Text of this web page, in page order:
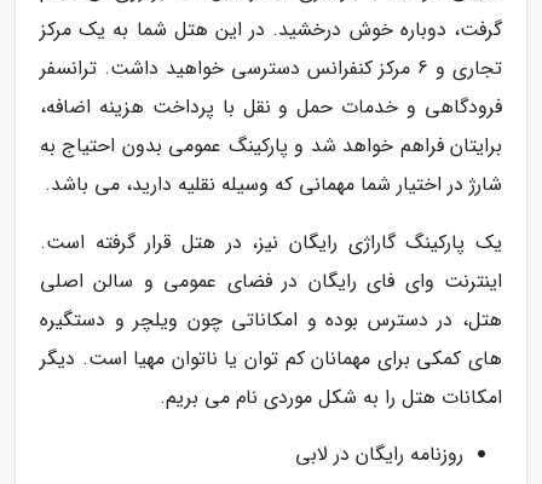
گرفت، دوباره خوش درخشید. در این هتل شما به یک مرکز
تجاری و 6 مرکز کنفرانس دسترسی خواهید داشت. ترانسفر
فرودگاهی و خدمات حمل و نقل با پرداخت هزینه اضافه،
برایتان فراهم خواهد شد و پارکینگ عمومی بدون احتیاج به
شارژ در اختیار شما مهمانی که وسیله نقلیه دارید، می باشد.
یک پارکینگ گاراژی رایگان نیز، در هتل قرار گرفته است.
اینترنت وای فای رایگان در فضای عمومی و سالن اصلی
هتل، در دسترس بوده و امکاناتی چون ویلچر و دستگیره
های کمکی برای مهمانان کم توان یا ناتوان مهیا است. دیگر
امکانات هتل را به شکل موردی نام می بریم.
روزنامه رایگان در لابی